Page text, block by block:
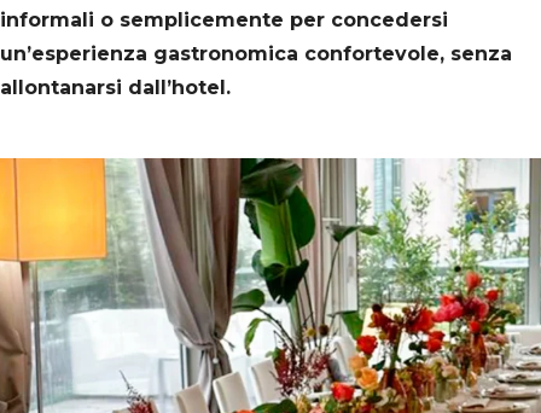
Offerte
Contatti
informali o semplicemente per concedersi
un’esperienza gastronomica confortevole, senza
allontanarsi dall’hotel.